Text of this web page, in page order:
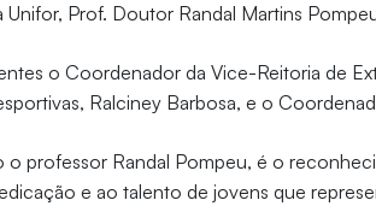
Prof. Doutor Randal Martins
o Coordenador da Vice-Reitoria de
Ralciney Barbosa, e o
o professor Randal Pompeu, é o
e ao talento de jovens que